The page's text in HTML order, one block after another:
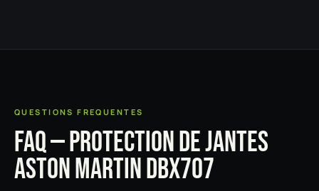
QUESTIONS FREQUENTES
FAQ — PROTECTION DE JANTES
ASTON MARTIN DBX707